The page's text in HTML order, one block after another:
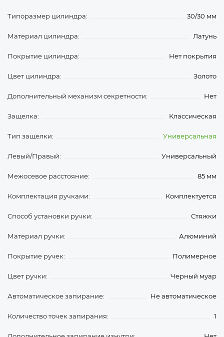
Типоразмер цилиндра: 30/30 мм
Материал цилиндра: Латунь
Покрытие цилиндра: Нет покрытия
Цвет цилиндра: Золото
Дополнительный механизм секретности: Нет
Защелка: Классическая
Тип защелки: Универсальная
Левый/Правый: Универсальный
Межосевое расстояние: 85 мм
Комплектация ручками: Комплектуется
Способ установки ручки: Стяжки
Материал ручки: Алюминий
Покрытие ручек: Полимерное
Цвет ручки: Черный муар
Автоматическое запирание: Не автоматическое
Количество точек запирания: 1